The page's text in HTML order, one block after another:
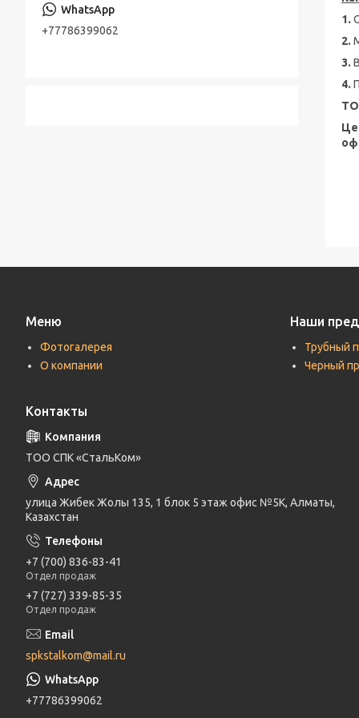
1.
2.
3.
4.
Стальная лента
Консольно-моноблочные насосы
Шестерённые насосы
+77786399062
Меню
Фотогалерея
О компании
Наши
Трубный
Черный
Контакты
ТОО СПК «СтальКом»
улица Жибек Жолы 135, 1 блок 5 этаж офис №5К, Алматы,
Казахстан
+7 (700) 836-83-41
Отдел продаж
+7 (727) 339-85-35
Отдел продаж
spkstalkom@mail.ru
+77786399062